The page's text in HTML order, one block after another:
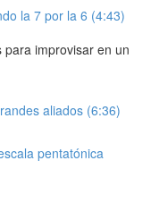
la 7 por la 6 (4:43)
para improvisar en un
aliados (6:36)
pentatónica